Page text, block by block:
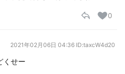
0
2021年02月06日 04:36 ID:taxcW4d20
くせー